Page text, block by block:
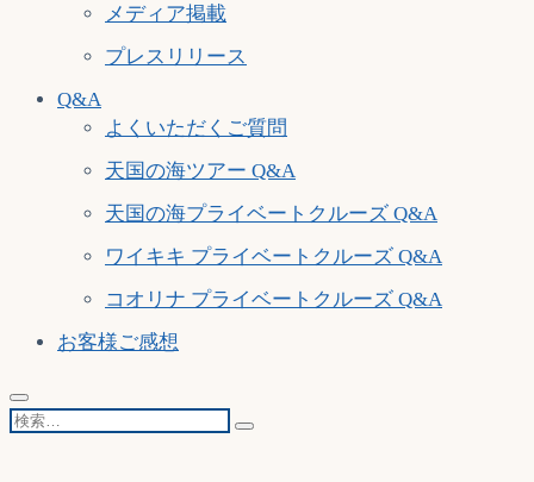
メディア掲載
プレスリリース
Q&A
よくいただくご質問
天国の海ツアー Q&A
天国の海プライベートクルーズ Q&A
ワイキキ プライベートクルーズ Q&A
コオリナ プライベートクルーズ Q&A
お客様ご感想
検